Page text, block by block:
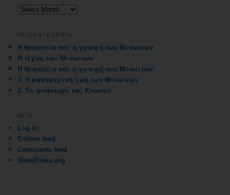
Αρχειοθηκη
ΠΡΟΣΦΑΤΑ ΑΡΘΡΑ
Η θρησκεία και η γραφή των Μινωιτών
Η τέχνη των Μινωιτών
Η θρησκεία και η γραφή των Μινωιτών
3. Η καθημερινή ζωή των Μινωιτών
2. Το ανάκτορο της Κνωσού
META
Log in
Entries feed
Comments feed
WordPress.org